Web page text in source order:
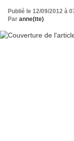
Publié le 12/09/2012 à
Par anne(tte)